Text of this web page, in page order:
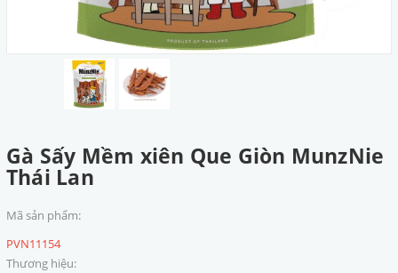
Gà Sấy Mềm xiên Que Giòn MunzNie
Thái Lan
Mã sản phẩm:
PVN11154
Thương hiệu: